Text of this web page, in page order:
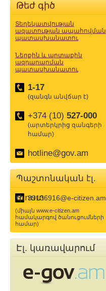
Թեժ գիծ
Տեղեկատվության
ազատության ապահովման
պատասխանատու
Ներքին և արտաքին
ազդարարման
պատասխանատու
1-17
(զանգն անվճար է)
+374 (10) 527-000
(արտերկրից զանգերի
համար)
hotline@gov.am
Պաշտոնական էլ.
փոստ
39136916@e-citizen.am
(միայն www.e-citizen.am
համակարգով ծանուցումների
համար)
Էլ. կառավարում